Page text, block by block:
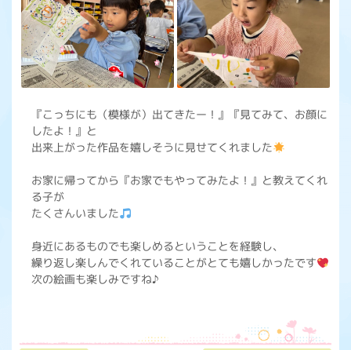
『こっちにも（模様が）出てきたー！』『見てみて、お顔に
したよ！』と
出来上がった作品を嬉しそうに見せてくれました
お家に帰ってから『お家でもやってみたよ！』と教えてくれ
る子が
たくさんいました
身近にあるものでも楽しめるということを経験し、
繰り返し楽しんでくれていることがとても嬉しかったです
次の絵画も楽しみですね♪